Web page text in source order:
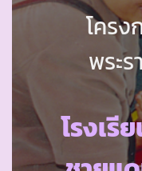
โคร
พระร
โรงเรี